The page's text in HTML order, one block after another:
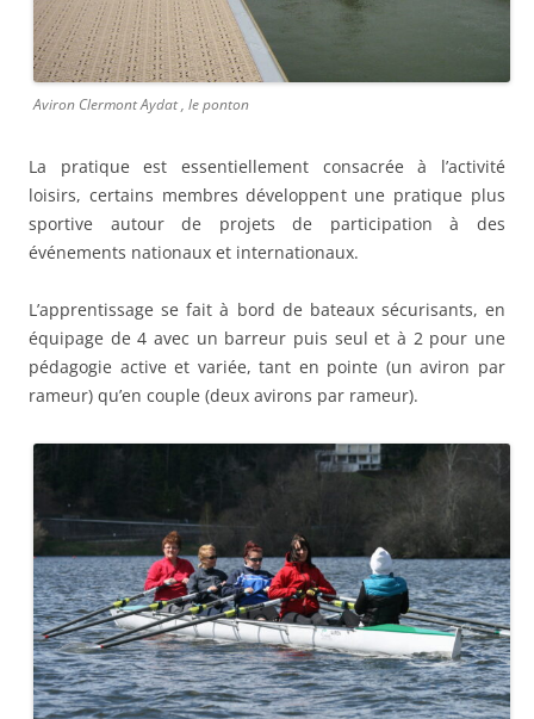
Aviron Clermont Aydat , le ponton
La pratique est essentiellement consacrée à l’activité
loisirs, certains membres développent une pratique plus
sportive autour de projets de participation à des
événements nationaux et internationaux.
L’apprentissage se fait à bord de bateaux sécurisants, en
équipage de 4 avec un barreur puis seul et à 2 pour une
pédagogie active et variée, tant en pointe (un aviron par
rameur) qu’en couple (deux avirons par rameur).